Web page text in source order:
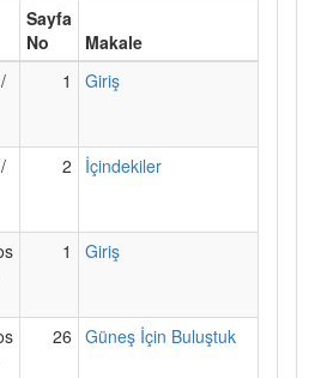
Sayfa
No
Makale
1 Giriş
2 İçindekiler
1 Giriş
26 Güneş İçin Buluştuk